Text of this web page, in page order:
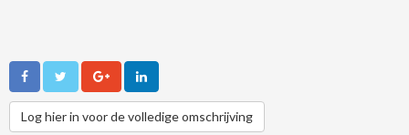
Log hier in voor de volledige omschrijving